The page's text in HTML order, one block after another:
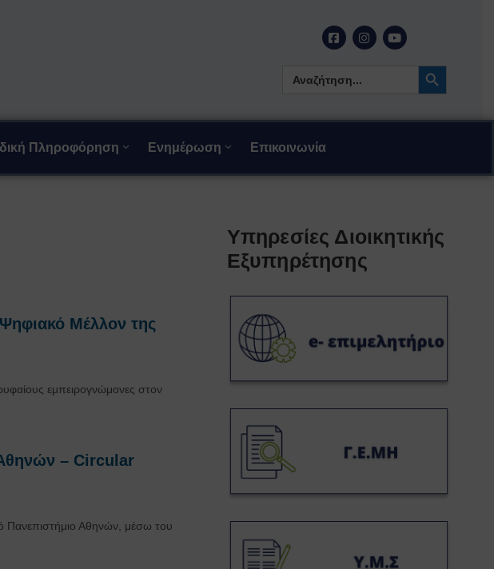
Search
for:
Search Button
Πληροφόρηση Ενημέρωση Επικοινωνία
Μέλλον της
εμπειρογνώμονες στον
– Circular
Πανεπιστήμιο Αθηνών, μέσω του
Υπηρεσίες Διοικητικής
Εξυπηρέτησης